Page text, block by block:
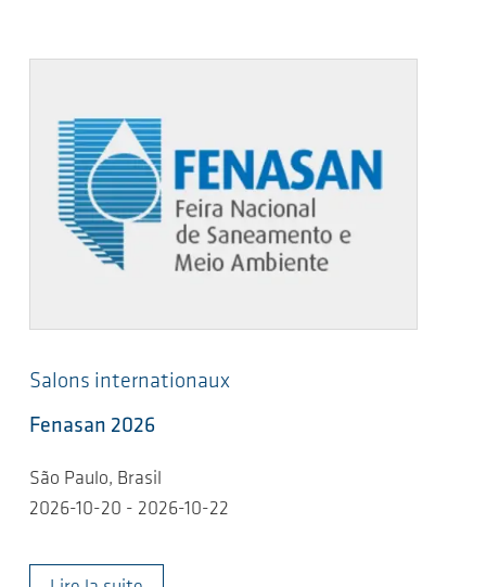
Salons internationaux
Fenasan 2026
São Paulo, Brasil
2026-10-20 - 2026-10-22